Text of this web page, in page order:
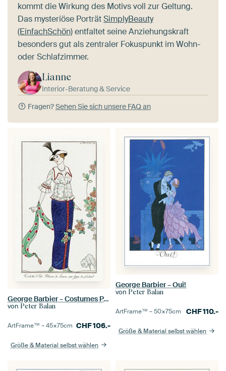
kommt die Wirkung des Motivs voll zur Geltung.
Das mysteriöse PorträtSimplyBeauty
(EinfachSchön)entfaltet seine Anziehungskraft
besonders gut als zentraler Fokuspunkt im Wohn-
oder Schlafzimmer.
Lianne
Interior-Beratung & Service
Fragen?Sehen Sie sich unsere FAQ an
George Barbier – Costumes Parisiens, no. 3: Toilette d'Été, Toilett
von Peter Balan
ArtFrame™ –45×75cm CHF106.-
Größe & Material selbst wählen
George Barbier – Oui!
von Peter Balan
ArtFrame™ –50×75cm CHF110.-
Größe & Material selbst wählen